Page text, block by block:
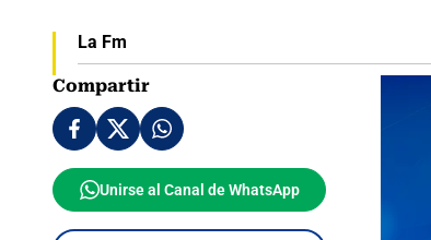
La Fm
Compartir
Unirse al Canal de WhatsApp